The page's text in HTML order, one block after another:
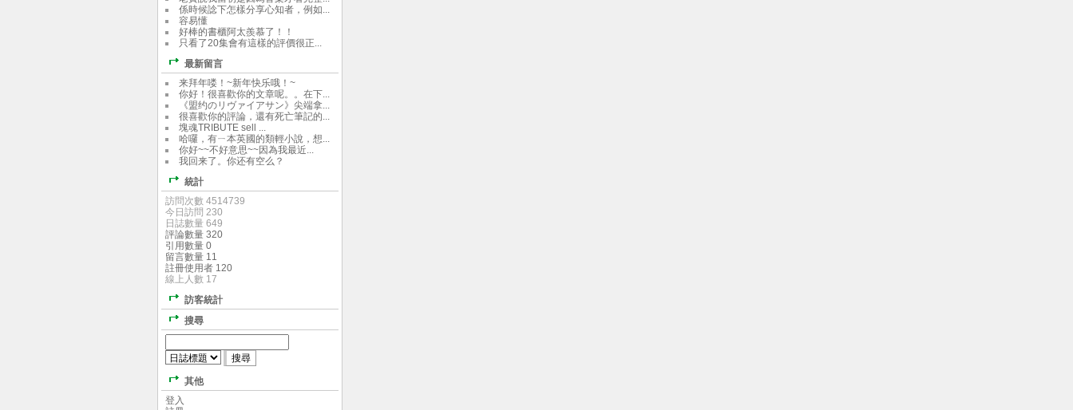
係時候諗下怎樣分享心知者，例如...
容易懂
好棒的書櫃阿太羨慕了！！
只看了20集會有這樣的評價很正...
最新留言
来拜年喽！~新年快乐哦！~
你好！很喜歡你的文章呢。。在下...
《盟约のリヴァイアサン》尖端拿...
很喜歡你的評論，還有死亡筆記的...
塊魂TRIBUTE sell ...
哈囉，有ㄧ本英國的類輕小說，想...
你好~~不好意思~~因為我最近...
我回来了。你还有空么？
統計
訪問次數 4514739
今日訪問 230
日誌數量 649
評論數量 320
引用數量 0
留言數量 11
註冊使用者 120
線上人數 17
訪客統計
搜尋
其他
登入